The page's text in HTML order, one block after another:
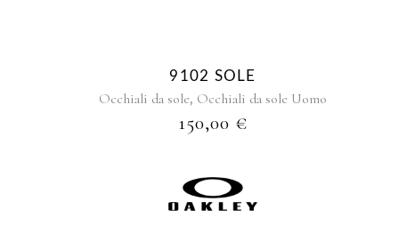
9102 SOLE
Occhiali da sole, Occhiali da sole Uomo
150,00 €